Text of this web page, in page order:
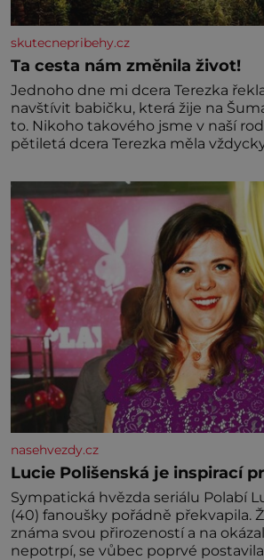
skutecnepribehy.cz
Ta cesta nám změnila život!
Jednoho dne mi dcera Terezka
navštívit babičku, která žije na
to. Nikoho takového jsme v naší
pětiletá dcera Terezka měla
mi říkala, že se jí zdálo o
princeznách, statečných rytířích a
nasehvezdy.cz
Lucie Polišenská je inspirací
Sympatická hvězda seriálu Polabí
(40) fanoušky pořádně překvapila.
známa svou přirozeností a na
nepotrpí, se vůbec poprvé